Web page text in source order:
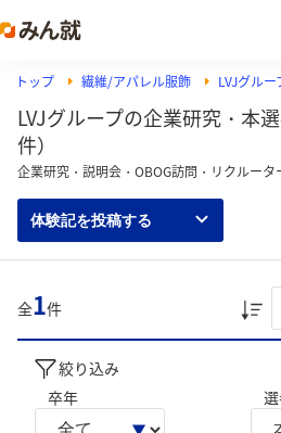
トップ 繊維/アパレル服飾 LVJグル
LVJグループの企業研究・本
件）
企業研究・説明会・OBOG訪問・リクルータ
体験記を投稿する
全1件
絞り込み
卒年